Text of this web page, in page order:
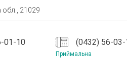
обл., 21029
01-10 (0432) 56-
Приймальна